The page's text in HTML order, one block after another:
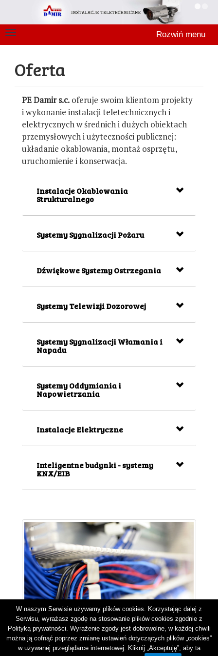
Rozwiń menu
Oferta
PE Damir s.c. oferuje swoim klientom projekty
i wykonanie instalacji teletechnicznych i
elektrycznych w średnich i dużych obiektach
przemysłowych i użyteczności publicznej:
układanie okablowania, montaż osprzętu,
uruchomienie i konserwacja.
Instalacje Okablowania
Strukturalnego
Systemy Sygnalizacji Pożaru
Dźwiękowe Systemy Ostrzegania
Systemy Telewizji Dozorowej
Systemy Sygnalizacji Włamania i
Napadu
Systemy Oddymiania i
Napowietrzania
Instalacje Elektryczne
Inteligentne budynki - systemy
KNX/EIB
W naszym Serwisie używamy plików cookies. Korzystając dalej z
Serwisu, wyrażasz zgodę na stosowanie plików cookies zgodnie z
Polityką prywatności. Wyrażenie zgody jest dobrowolne, w każdej chwili
można ją cofnąć poprzez zmianę ustawień dotyczących plików „cookies”
w używanej przeglądarce internetowej. Kliknij „Akceptuję”, aby ta